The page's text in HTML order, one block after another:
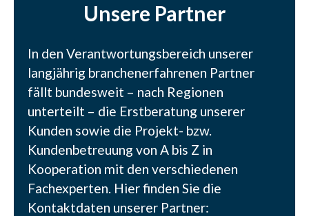
Unsere Partner
In den Verantwortungsbereich unserer
langjährig branchenerfahrenen Partner
fällt bundesweit – nach Regionen
unterteilt – die Erstberatung unserer
Kunden sowie die Projekt- bzw.
Kundenbetreuung von A bis Z in
Kooperation mit den verschiedenen
Fachexperten. Hier finden Sie die
Kontaktdaten unserer Partner: